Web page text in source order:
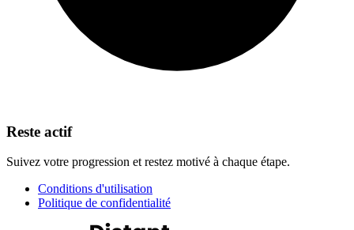
Reste actif
Suivez votre progression et restez motivé à chaque étape.
Conditions d'utilisation
Politique de confidentialité